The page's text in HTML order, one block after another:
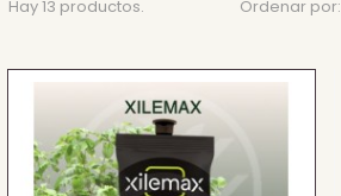
Hay 13 productos. Ordenar por: